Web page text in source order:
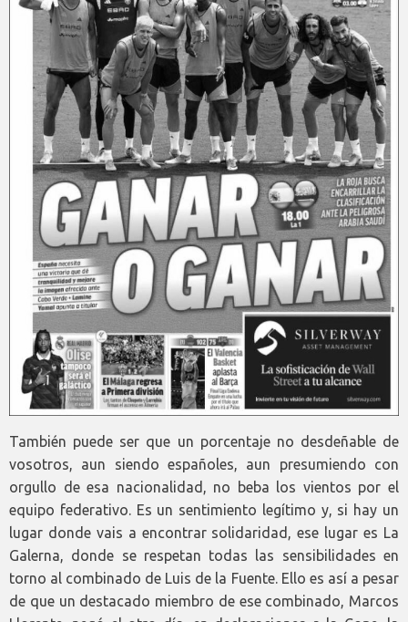
También puede ser que un porcentaje no desdeñable de
vosotros, aun siendo españoles, aun presumiendo con
orgullo de esa nacionalidad, no beba los vientos por el
equipo federativo. Es un sentimiento legítimo y, si hay un
lugar donde vais a encontrar solidaridad, ese lugar es La
Galerna, donde se respetan todas las sensibilidades en
torno al combinado de Luis de la Fuente. Ello es así a pesar
de que un destacado miembro de ese combinado, Marcos